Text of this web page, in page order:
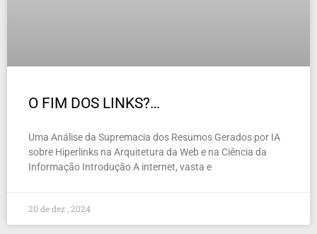
O FIM DOS LINKS?…
Uma Análise da Supremacia dos Resumos Gerados por IA
sobre Hiperlinks na Arquitetura da Web e na Ciência da
Informação Introdução A internet, vasta e
20 de dez , 2024